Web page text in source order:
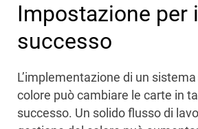
Impostazione per il
successo
L’implementazione di un
colore può cambiare le carte in
successo. Un solido flusso di